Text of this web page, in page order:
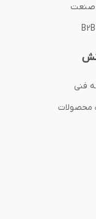
صنعت
فنی
محصولات